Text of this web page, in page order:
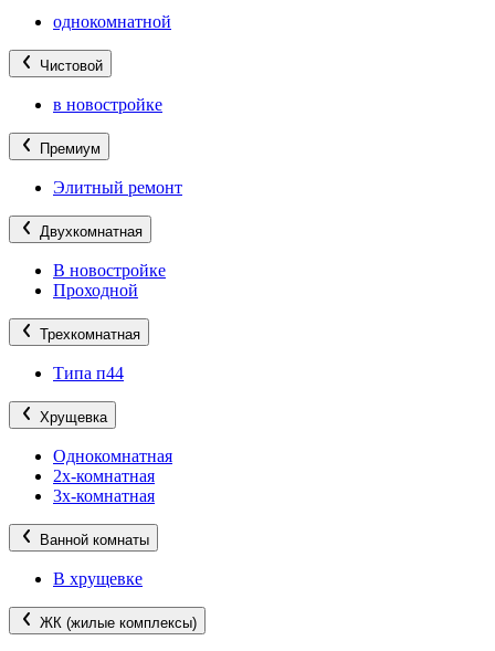
однокомнатной
Чистовой
в новостройке
Премиум
Элитный ремонт
Двухкомнатная
В новостройке
Проходной
Трехкомнатная
Типа п44
Хрущевка
Однокомнатная
2х-комнатная
3х-комнатная
Ванной комнаты
В хрущевке
ЖК (жилые комплексы)